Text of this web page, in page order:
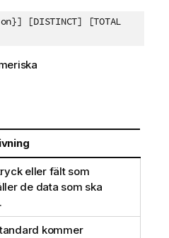
[DISTINCT] [TOTAL
eller fält som
de data som ska
kommer